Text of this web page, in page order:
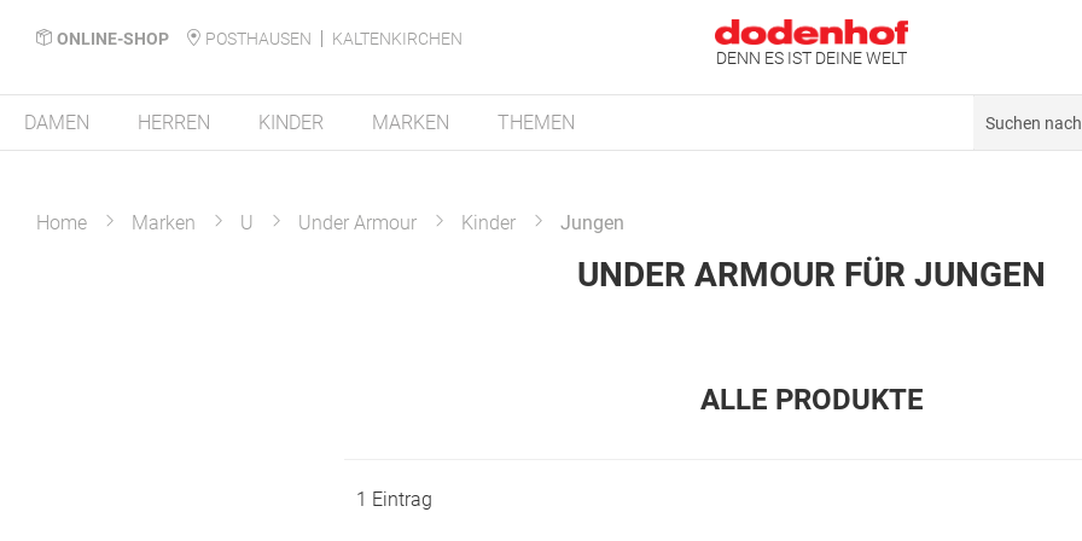
ONLINE-SHOP POSTHAUSEN
KALTENKIRCHEN
DENN ES IST DEINE WELT
DAMEN HERREN KINDER MARKEN THEMEN
Home Marken U Under Armour Kinder Jungen
UNDER ARMOUR FÜR JUNGEN
ALLE PRODUKTE
1 Eintrag